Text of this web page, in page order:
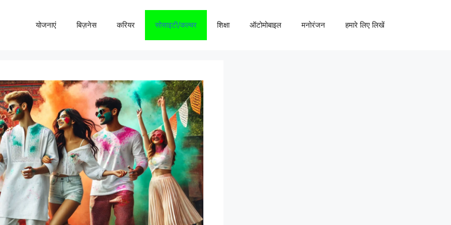
योजनाएं बिज़नेस करियर सोसाइटी/कल्चर शिक्षा ऑटोमोबाइल मनोरंजन हमारे लिए लिखें